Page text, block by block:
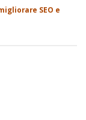
SEO e